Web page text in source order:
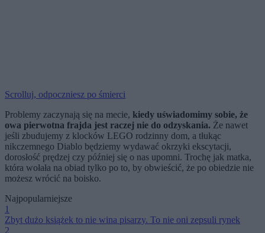
Scrolluj, odpoczniesz po śmierci
Problemy zaczynają się na mecie, kiedy uświadomimy sobie, że
owa pierwotna frajda jest raczej nie do odzyskania. Że nawet
jeśli zbudujemy z klocków LEGO rodzinny dom, a tłukąc
nikczemnego Diablo będziemy wydawać okrzyki ekscytacji,
dorosłość prędzej czy później się o nas upomni. Trochę jak matka,
która wołała na obiad tylko po to, by obwieścić, że po obiedzie nie
możesz wrócić na boisko.
Najpopularniejsze
1
Zbyt dużo książek to nie wina pisarzy. To nie oni zepsuli rynek
2